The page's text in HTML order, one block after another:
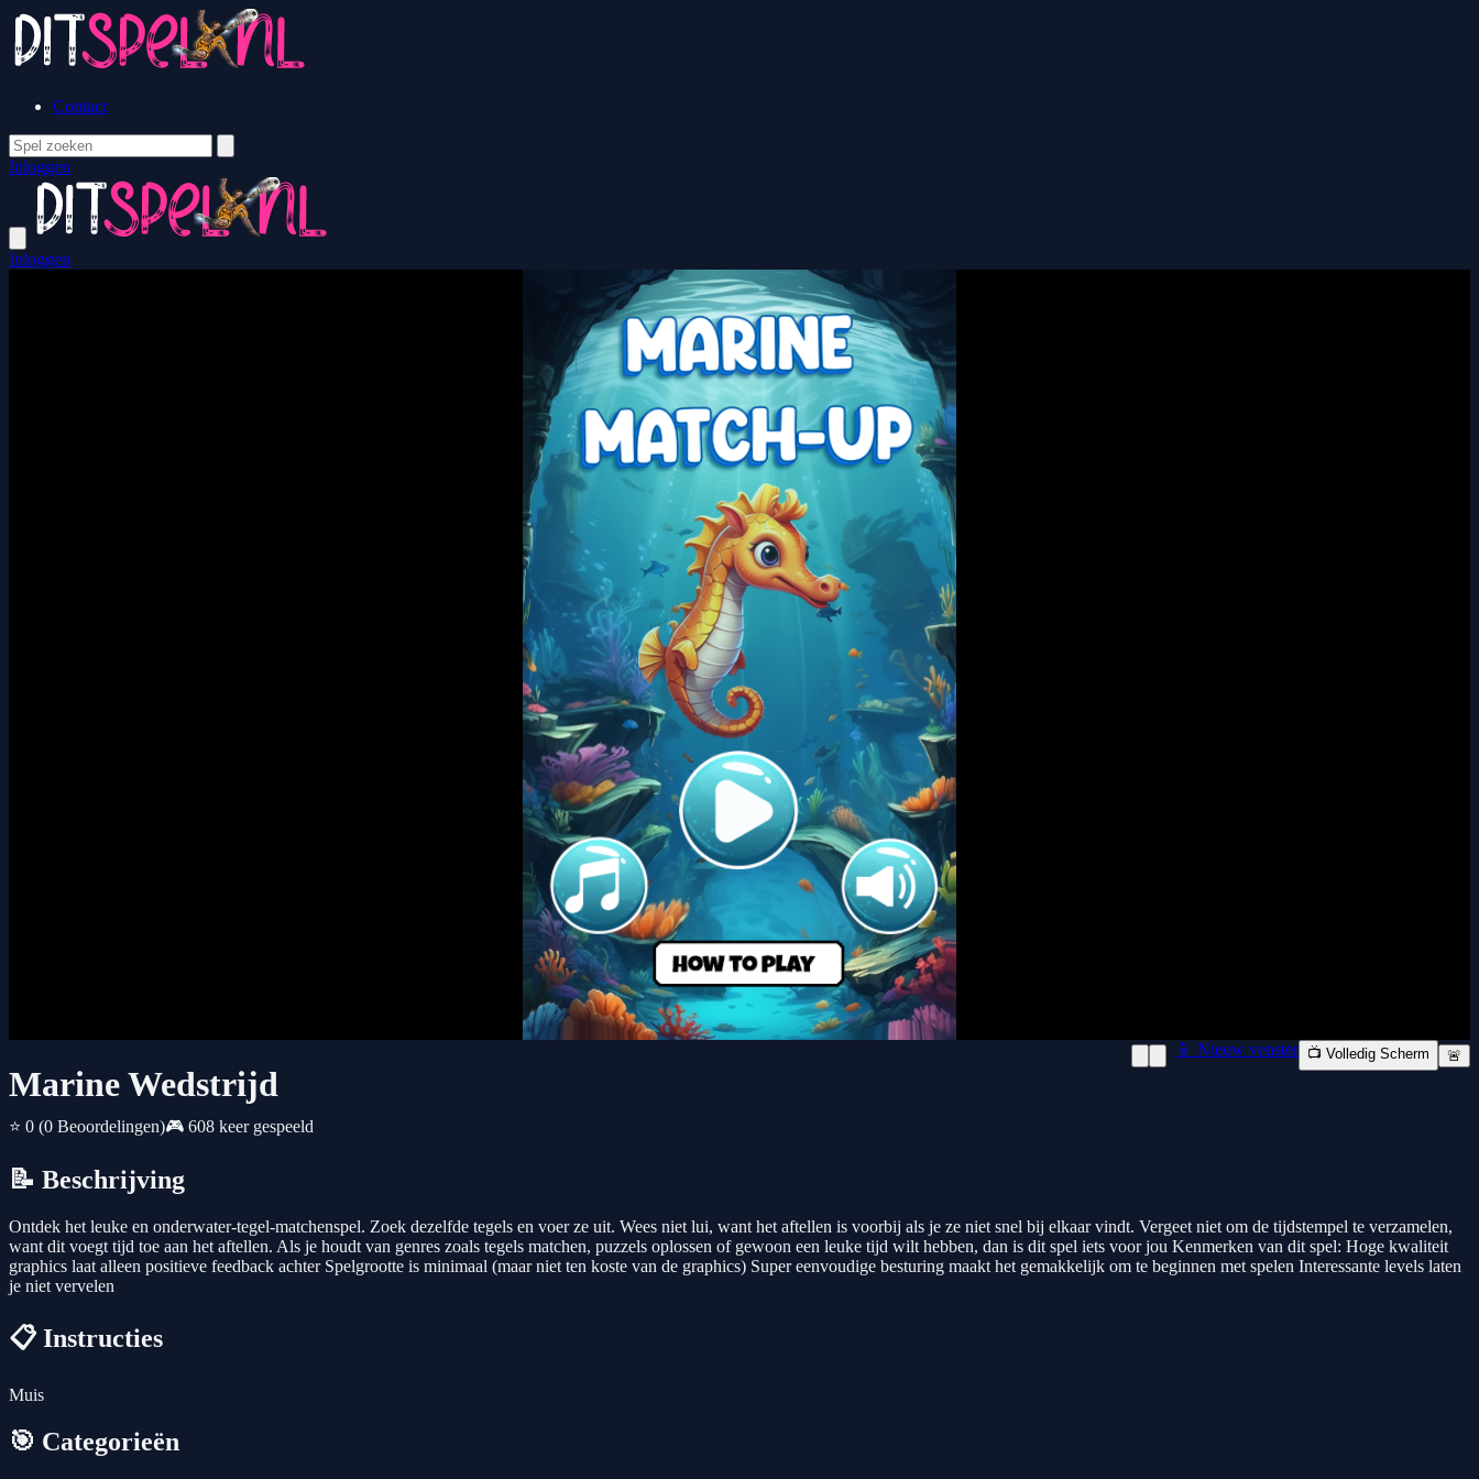
Contact
Inloggen
Inloggen
Marine Wedstrijd
⭐ 0 (0 Beoordelingen)🎮 608 keer gespeeld
📱 Nieuw venster 📺 Volledig Scherm 🚨
📝 Beschrijving
Ontdek het leuke en onderwater-tegel-matchenspel. Zoek dezelfde tegels en voer ze uit. Wees niet lui, want het aftellen is voorbij als je ze niet snel bij elkaar vindt. Vergeet niet om de tijdstempel te verzamelen,
want dit voegt tijd toe aan het aftellen. Als je houdt van genres zoals tegels matchen, puzzels oplossen of gewoon een leuke tijd wilt hebben, dan is dit spel iets voor jou Kenmerken van dit spel: Hoge kwaliteit
graphics laat alleen positieve feedback achter Spelgrootte is minimaal (maar niet ten koste van de graphics) Super eenvoudige besturing maakt het gemakkelijk om te beginnen met spelen Interessante levels laten
je niet vervelen
📋 Instructies
Muis
🎯 Categorieën